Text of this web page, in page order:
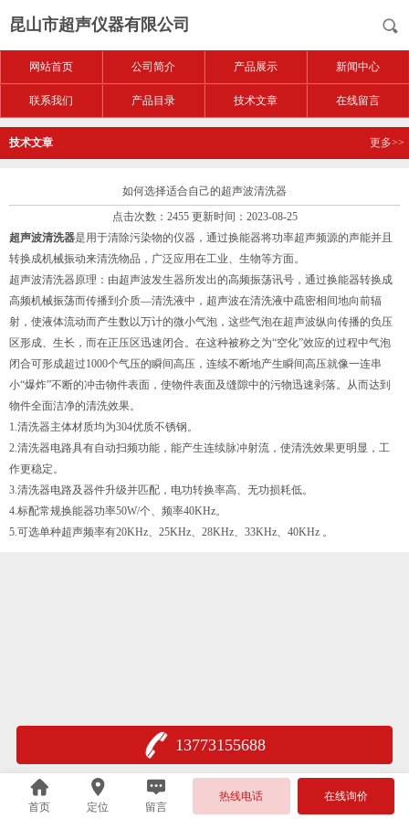
昆山市超声仪器有限公司
网站首页 公司简介 产品展示 新闻中心
联系我们 产品目录 技术文章 在线留言
技术文章 更多>>
如何选择适合自己的超声波清洗器
点击次数：2455 更新时间：2023-08-25
超声波清洗器是用于清除污染物的仪器，通过换能器将功率超声频源的声能并且
转换成机械振动来清洗物品，广泛应用在工业、生物等方面。
超声波清洗器原理：由超声波发生器所发出的高频振荡讯号，通过换能器转换成
高频机械振荡而传播到介质—清洗液中，超声波在清洗液中疏密相间地向前辐
射，使液体流动而产生数以万计的微小气泡，这些气泡在超声波纵向传播的负压
区形成、生长，而在正压区迅速闭合。在这种被称之为“空化”效应的过程中气泡
闭合可形成超过1000个气压的瞬间高压，连续不断地产生瞬间高压就像一连串
小“爆炸”不断的冲击物件表面，使物件表面及缝隙中的污物迅速剥落。从而达到
物件全面洁净的清洗效果。
1.清洗器主体材质均为304优质不锈钢。
2.清洗器电路具有自动扫频功能，能产生连续脉冲射流，使清洗效果更明显，工
作更稳定。
3.清洗器电路及器件升级并匹配，电功转换率高、无功损耗低。
4.标配常规换能器功率50W/个、频率40KHz。
5.可选单种超声频率有20KHz、25KHz、28KHz、33KHz、40KHz 。
13773155688
首页 定位 留言
热线电话 在线询价